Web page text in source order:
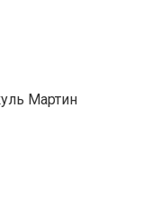
Мартин